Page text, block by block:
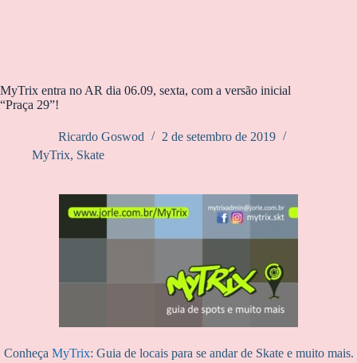
MyTrix entra no AR dia 06.09, sexta, com a versão inicial
“Praça 29”!
Ricardo Goswod
2 de setembro de 2019
MyTrix, Skate
Conheça MyTrix: Guia de locais para se andar de Skate e muito mais.